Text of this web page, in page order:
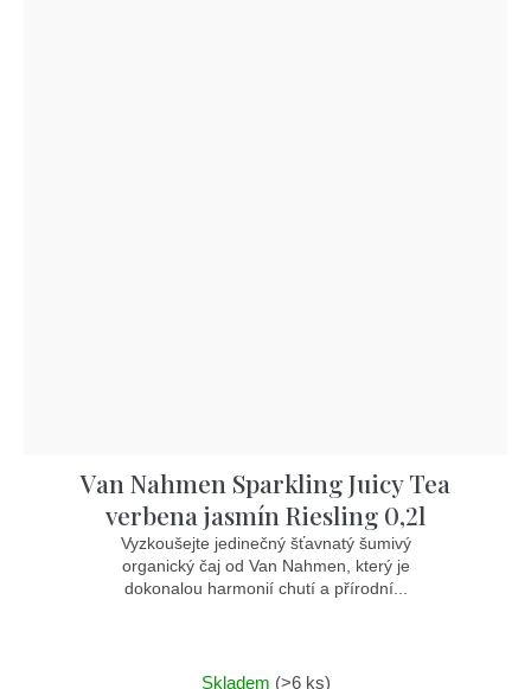
Van Nahmen Sparkling Juicy Tea
verbena jasmín Riesling 0,2l
Vyzkoušejte jedinečný šťavnatý šumivý
organický čaj od Van Nahmen, který je
dokonalou harmonií chutí a přírodní...
Skladem (>6 ks)